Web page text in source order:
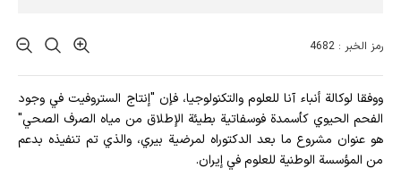
رمز الخبر : 4682
ووفقا لوكالة أنباء آنا للعلوم والتكنولوجيا، فإن "إنتاج الستروفيت في وجود
الفحم الحيوي كأسمدة فوسفاتية بطيئة الإطلاق من مياه الصرف الصحي"
هو عنوان مشروع ما بعد الدكتوراه لمرضية بيري، والذي تم تنفيذه بدعم
من المؤسسة الوطنية للعلوم في إيران.